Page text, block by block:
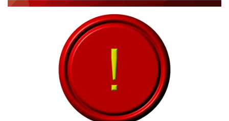
O MUNDO É NOTÍCIA
JORNAL DO BRASIL
RÁDIO AGÊNCIA
NOTÍCIAS AO MINUTO
ACONTECEU...VIROU MANCHETE!